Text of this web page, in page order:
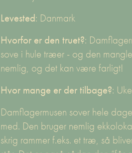
Levested: Danmark
Hvorfor er den truet?:
sove i hule træer - og den
nemlig, og det kan være farligt!
Hvor mange er der tilbage?:
Damflagermusen sover hele
med. Den bruger nemlig
skrig rammer f.eks. et træ, så